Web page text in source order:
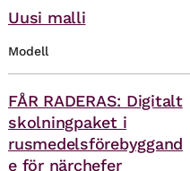
Uusi malli
Modell
FÅR RADERAS: Digitalt
skolningpaket i
rusmedelsförebyggand
e för närchefer